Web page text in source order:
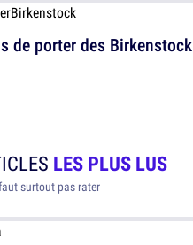
de porter des Birkenstock
LES PLUS LUS
surtout pas rater